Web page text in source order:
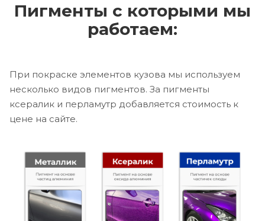
Пигменты с которыми мы
работаем:
При покраске элементов кузова мы используем
несколько видов пигментов. За пигменты
ксералик и перламутр добавляется стоимость к
цене на сайте.